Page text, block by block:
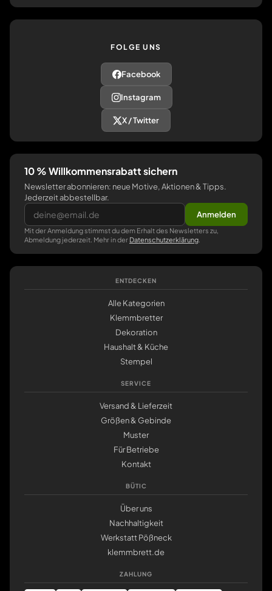
FOLGE UNS
Facebook
Instagram
X / Twitter
10 % Willkommensrabatt sichern
Newsletter abonnieren: neue Motive, Aktionen & Tipps.
Jederzeit abbestellbar.
Anmelden
Mit der Anmeldung stimmst du dem Erhalt des Newsletters zu,
Abmeldung jederzeit. Mehr in der Datenschutzerklärung
ENTDECKEN
Alle Kategorien
Klemmbretter
Dekoration
Haushalt & Küche
Stempel
SERVICE
Versand & Lieferzeit
Größen & Gebinde
Muster
Für Betriebe
Kontakt
BÜTIC
Über uns
Nachhaltigkeit
Werkstatt Pößneck
klemmbrett.de
ZAHLUNG